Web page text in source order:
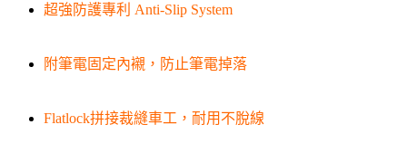
超強防護專利 Anti-Slip System
附筆電固定內襯，防止筆電掉落
Flatlock拼接裁縫車工，耐用不脫線